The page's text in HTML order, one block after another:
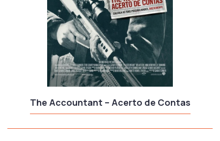
The Accountant – Acerto de Contas